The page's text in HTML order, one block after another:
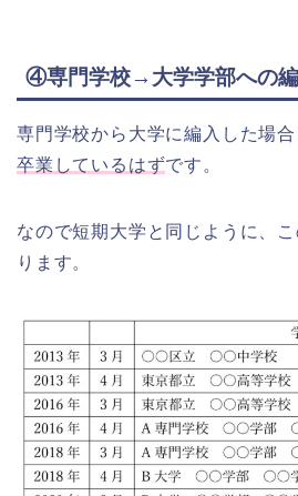
④専門学校→大学学部への
専門学校から大学に編入した場
卒業しているはずです。
なので短期大学と同じように、
ります。